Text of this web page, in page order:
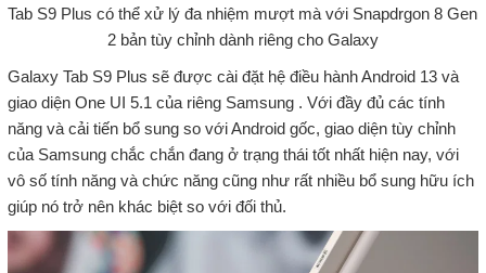
Tab S9 Plus có thể xử lý đa nhiệm mượt mà với Snapdrgon 8 Gen
2 bản tùy chỉnh dành riêng cho Galaxy
Galaxy Tab S9 Plus sẽ được cài đặt hệ điều hành Android 13 và
giao diện One UI 5.1 của riêng Samsung . Với đầy đủ các tính
năng và cải tiến bổ sung so với Android gốc, giao diện tùy chỉnh
của Samsung chắc chắn đang ở trạng thái tốt nhất hiện nay, với
vô số tính năng và chức năng cũng như rất nhiều bổ sung hữu ích
giúp nó trở nên khác biệt so với đối thủ.